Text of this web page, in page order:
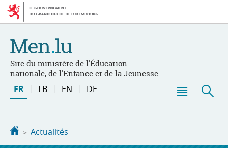
Aller
navigation
Aller
au
Site du ministère de l'Éducation
nationale, de l'Enfance et de la Jeunesse
Changer
de
FR LB EN DE
Accueil
Actualités